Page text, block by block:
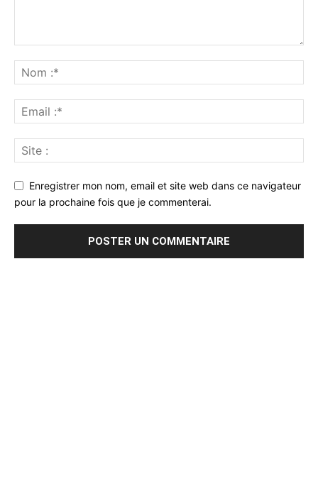
Enregistrer mon nom, email et site web dans ce navigateur
pour la prochaine fois que je commenterai.